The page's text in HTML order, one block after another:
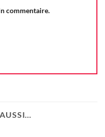
commentaire.